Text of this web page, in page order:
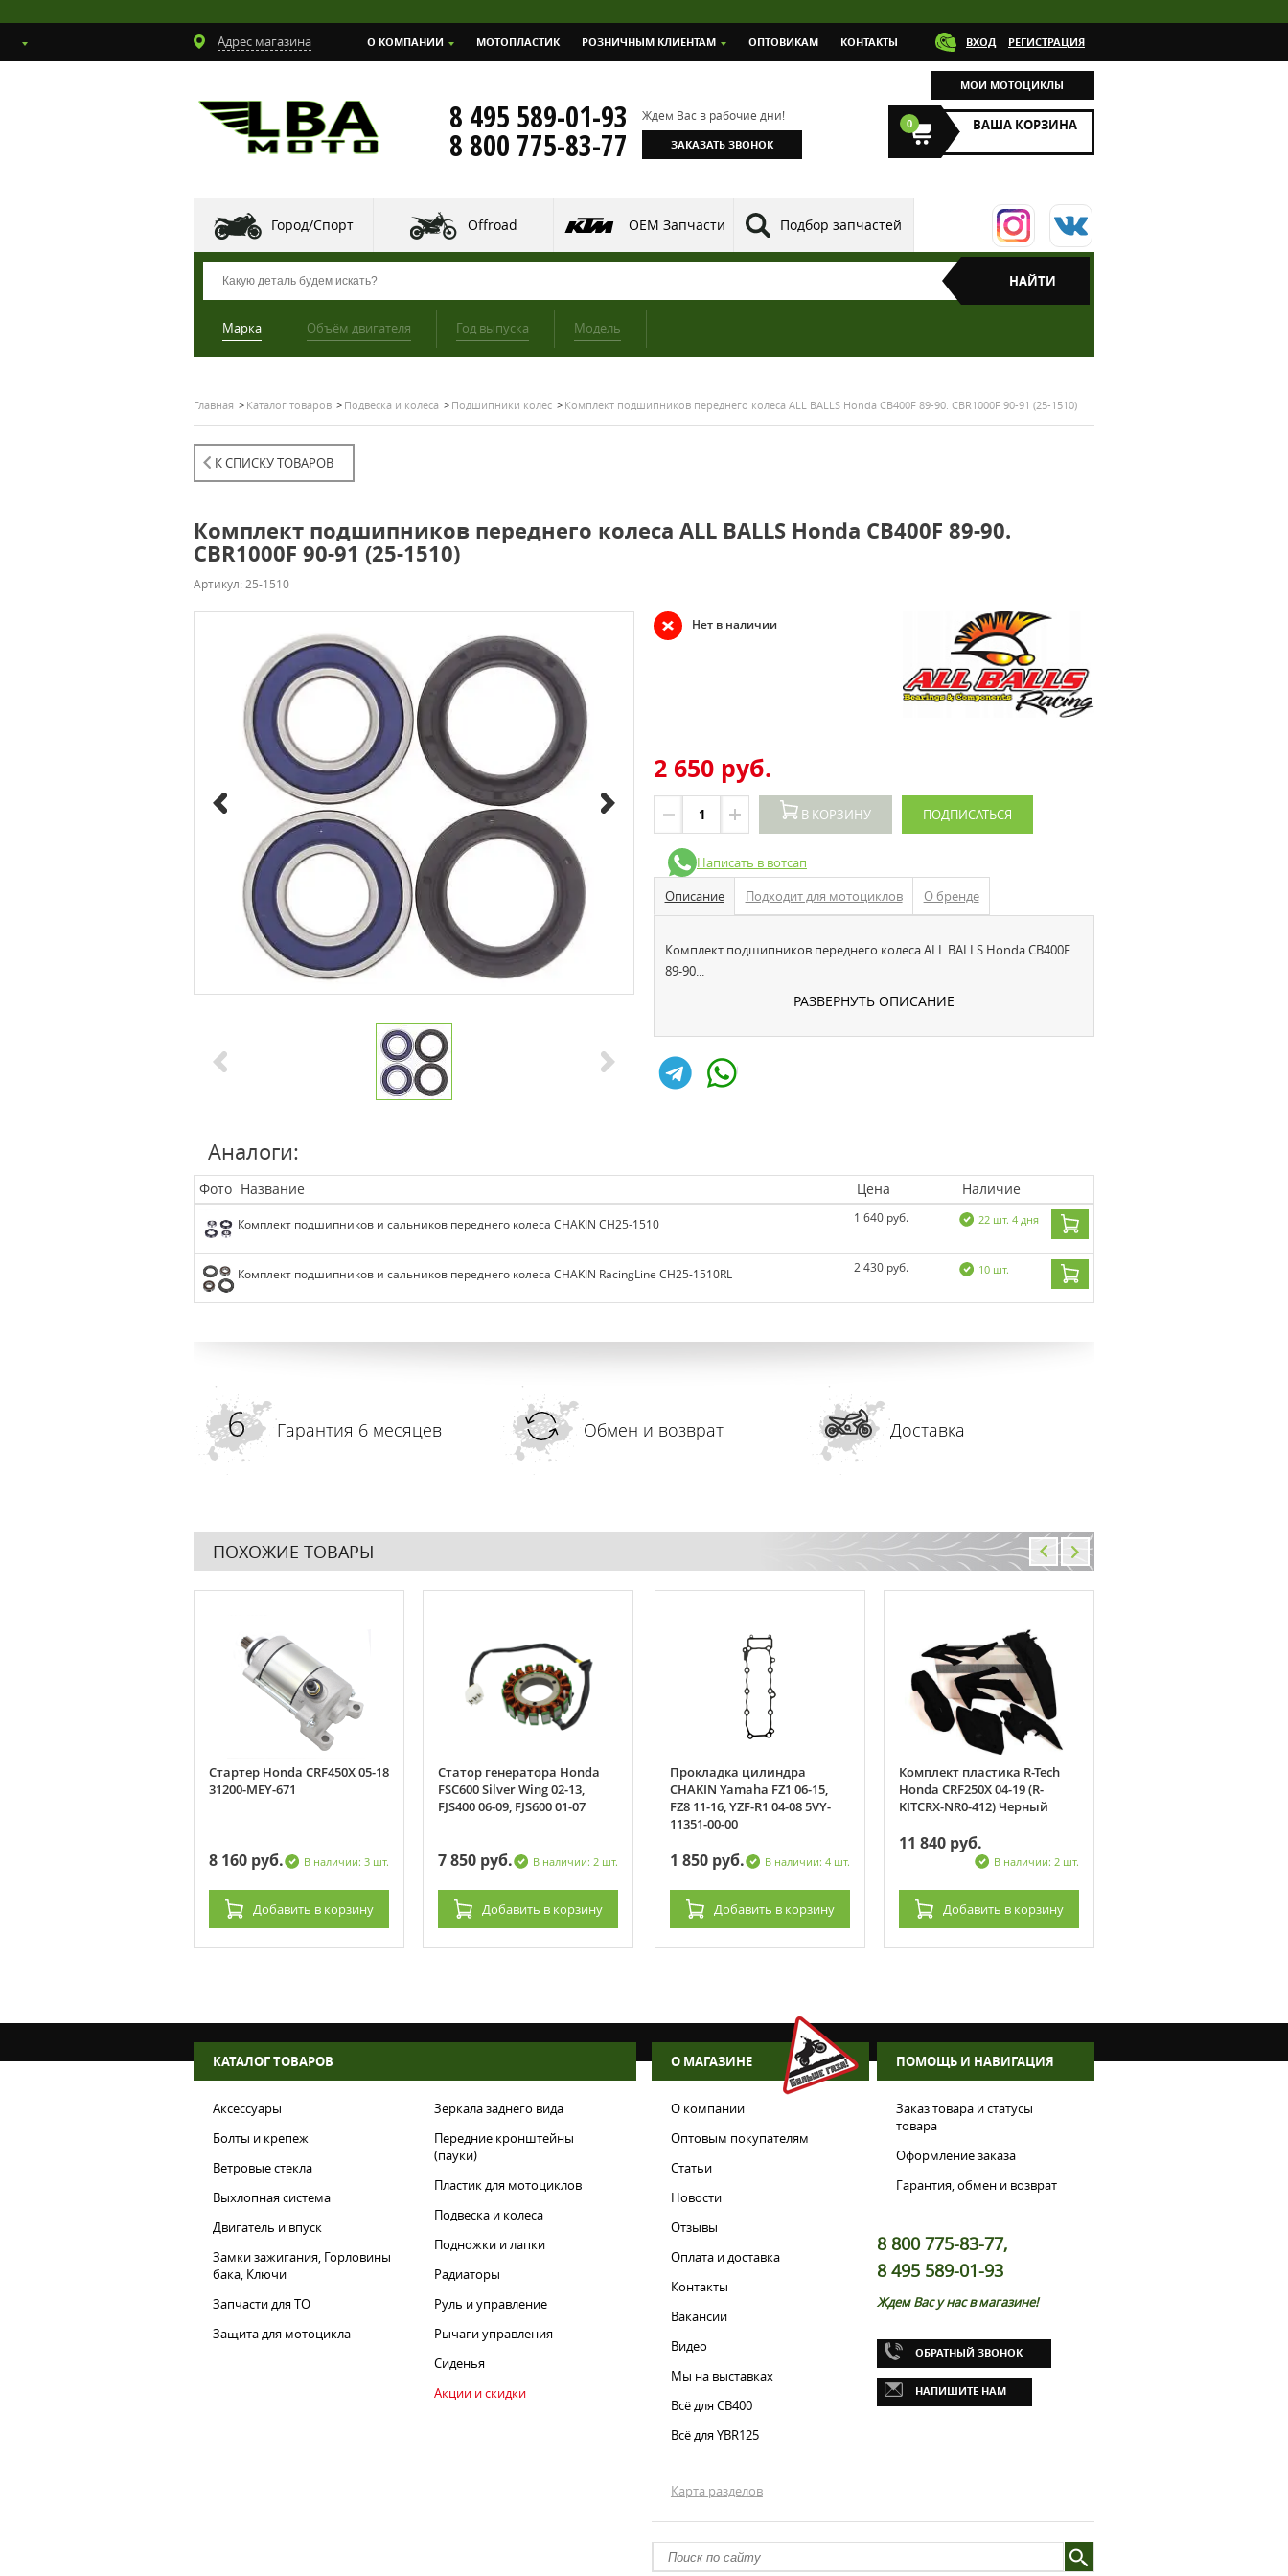
Адрес магазина О КОМПАНИИ МОТОПЛАСТИК РОЗНИЧНЫМ КЛИЕНТАМ ОПТОВИКАМ КОНТАКТЫ ВХОД РЕГИСТРАЦИЯ
МОИ МОТОЦИКЛЫ
8 495 589-01-93
8 800 775-83-77
Ждем Вас в рабочие дни!
ЗАКАЗАТЬ ЗВОНОК
0 ВАША КОРЗИНА
Город/Спорт Offroad OEM Запчасти Подбор запчастей
Марка Объём двигателя Год выпуска Модель
Главная Каталог товаров Подвеска и колеса Подшипники колес Комплект подшипников переднего колеса ALL BALLS Honda CB400F 89-90. CBR1000F 90-91 (25-1510)
К СПИСКУ ТОВАРОВ
Комплект подшипников переднего колеса ALL BALLS Honda CB400F 89-90.
CBR1000F 90-91 (25-1510)
Артикул: 25-1510
Нет в наличии
2 650 руб.
В КОРЗИНУ ПОДПИСАТЬСЯ
Написать в вотсап
Описание
Комплект подшипников переднего колеса ALL BALLS Honda CB400F
89-90...
РАЗВЕРНУТЬ ОПИСАНИЕ
Подходит для мотоциклов О бренде
Аналоги:
Фото Название Цена Наличие
Комплект подшипников и сальников переднего колеса CHAKIN CH25-1510 1 640 руб. 22 шт. 4 дня
Комплект подшипников и сальников переднего колеса CHAKIN RacingLine CH25-1510RL 2 430 руб. 10 шт.
Гарантия 6 месяцев Обмен и возврат Доставка
ПОХОЖИЕ ТОВАРЫ
Стартер Honda CRF450X 05-18
31200-MEY-671
8 160 руб. В наличии: 3 шт.
Добавить в корзину
Статор генератора Honda
FSC600 Silver Wing 02-13,
FJS400 06-09, FJS600 01-07
7 850 руб. В наличии: 2 шт.
Добавить в корзину
Прокладка цилиндра
CHAKIN Yamaha FZ1 06-15,
FZ8 11-16, YZF-R1 04-08 5VY-
11351-00-00
1 850 руб. В наличии: 4 шт.
Добавить в корзину
Комплект пластика R-Tech
Honda CRF250X 04-19 (R-
KITCRX-NR0-412) Черный
11 840 руб.
В наличии: 2 шт.
Добавить в корзину
КАТАЛОГ ТОВАРОВ
Аксессуары
Болты и крепеж
Ветровые стекла
Выхлопная система
Двигатель и впуск
Замки зажигания, Горловины
бака, Ключи
Запчасти для ТО
Защита для мотоцикла
Зеркала заднего вида
Передние кронштейны
(пауки)
Пластик для мотоциклов
Подвеска и колеса
Подножки и лапки
Радиаторы
Руль и управление
Рычаги управления
Сиденья
Акции и скидки
О МАГАЗИНЕ
О компании
Оптовым покупателям
Статьи
Новости
Отзывы
Оплата и доставка
Контакты
Вакансии
Видео
Мы на выставках
Всё для CB400
Всё для YBR125
Карта разделов
ПОМОЩЬ И НАВИГАЦИЯ
Заказ товара и статусы
товара
Оформление заказа
Гарантия, обмен и возврат
8 800 775-83-77,
8 495 589-01-93
Ждем Вас у нас в магазине!
ОБРАТНЫЙ ЗВОНОК
НАПИШИТЕ НАМ